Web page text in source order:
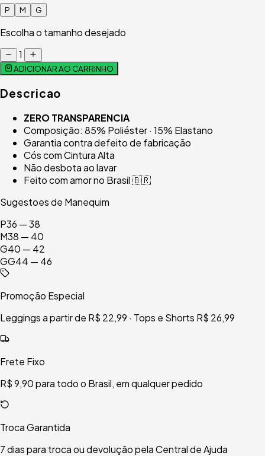
P M G
Escolha o tamanho desejado
1
ADICIONAR AO CARRINHO
Descricao
ZERO TRANSPARENCIA
Composição: 85% Poliéster · 15% Elastano
Garantia contra defeito de fabricação
Cós com Cintura Alta
Não desbota ao lavar
Feito com amor no Brasil 🇧🇷
Sugestoes de Manequim
P36 — 38
M38 — 40
G40 — 42
GG44 — 46
Promoção Especial
Leggings a partir de R$ 22,99 · Tops e Shorts R$ 26,99
Frete Fixo
R$ 9,90 para todo o Brasil, em qualquer pedido
Troca Garantida
7 dias para troca ou devolução pela Central de Ajuda